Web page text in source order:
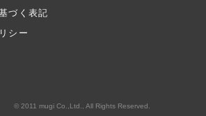
づく表記
シー
© 2011 mugi Co.,Ltd., All Rights Reserved.